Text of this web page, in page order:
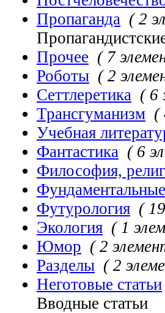
Пропаганда ( 2
Прочее ( 7
Роботы ( 2
Сеттлеретика ( 6
Трансгуманизм (
Учебная
Фантастика ( 6
Философия,
Футурология (
Экология ( 1
Юмор ( 2
Разделы ( 2
Неготовые статьи
Вводные статьи